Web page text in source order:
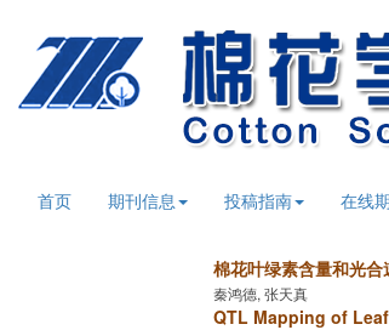
首页 期刊信息 投稿指南 在线
棉花叶绿素含量和光
秦鸿德, 张天真
QTL Mapping of